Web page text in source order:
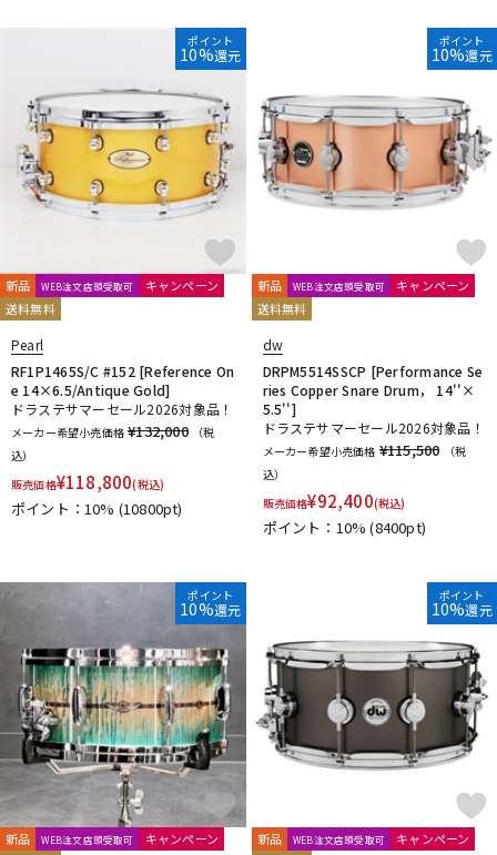
ポイント
10%還元
新品 WEB注文店頭受取可
キャンペーン
送料無料
Pearl
RF1P1465S/C #152 [Reference On
e 14×6.5/Antique Gold]
ドラステサマーセール2026対象品！
メーカー希望小売価格 ¥132,000
（税
込）
販売価格¥118,800(税込)
ポイント：10% (10800pt)
ポイント
10%還元
新品 WEB注文店頭受取可
キャンペーン
送料無料
dw
DRPM5514SSCP [Performance Se
ries Copper Snare Drum， 14''×
5.5'']
ドラステサマーセール2026対象品！
メーカー希望小売価格 ¥115,500
（税
込）
販売価格¥92,400(税込)
ポイント：10%(8400pt)
ポイント
10%還元
新品 WEB注文店頭受取可
キャンペーン
ポイント
10%還元
新品 WEB注文店頭受取可
キャンペーン